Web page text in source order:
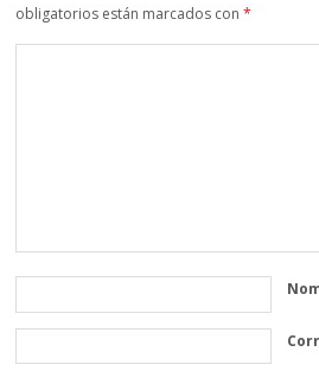
obligatorios están marcados con*